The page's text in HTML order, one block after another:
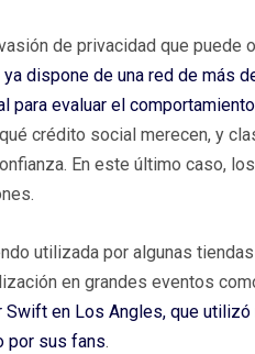
de privacidad que puede
ya dispone de una red de más
evaluar el
crédito social merecen, y
En este último caso,
utilizada por algunas
en grandes eventos
Swift en Los Angles, que
por sus fans.